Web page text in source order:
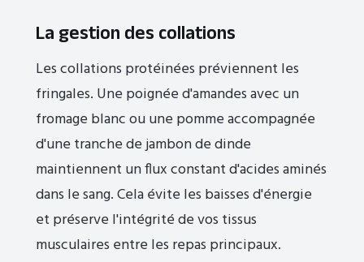
La gestion des collations
Les collations protéinées préviennent les
fringales. Une poignée d'amandes avec un
fromage blanc ou une pomme accompagnée
d'une tranche de jambon de dinde
maintiennent un flux constant d'acides aminés
dans le sang. Cela évite les baisses d'énergie
et préserve l'intégrité de vos tissus
musculaires entre les repas principaux.